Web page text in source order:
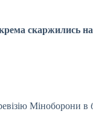
скаржились
Міноборони